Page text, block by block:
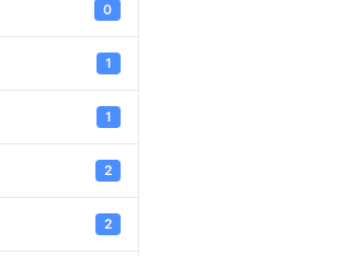
0
1
1
2
2